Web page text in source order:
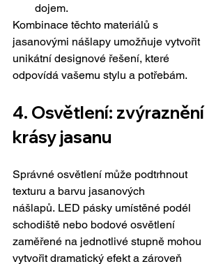
dojem.
Kombinace těchto materiálů s
jasanovými nášlapy umožňuje vytvořit
unikátní designové řešení, které
odpovídá vašemu stylu a potřebám.
4. Osvětlení: zvýraznění
krásy jasanu
Správné osvětlení může podtrhnout
texturu a barvu jasanových
nášlapů. LED pásky umístěné podél
schodiště nebo bodové osvětlení
zaměřené na jednotlivé stupně mohou
vytvořit dramatický efekt a zároveň